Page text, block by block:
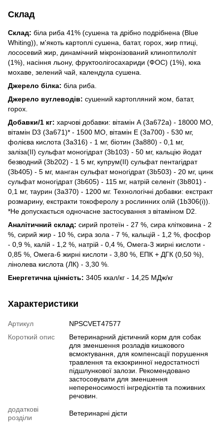
Склад
Склад: біла риба 41% (сушена та дрібно подрібнена (Blue
Whiting)), м'якоть картоплі сушена, батат, горох, жир птиці,
лососевий жир, динамічний мікронізований клиноптилоліт
(1%), насіння льону, фруктоолігосахариди (ФОС) (1%), юка
мохаве, зелений чай, календула сушена.
Джерело білка: біла риба.
Джерело вуглеводів: сушений картопляний жом, батат,
горох.
Добавки/1 кг: харчові добавки: вітамін А (3a672a) - 18000 МО,
вітамін D3 (3a671)* - 1500 МО, вітамін Е (3a700) - 530 мг,
фолієва кислота (3a316) - 1 мг, біотин (3a880) - 0,1 мг,
заліза(ІІ) сульфат моногідрат (3b103) - 50 мг, кальцію йодат
безводний (3b202) - 1 5 мг, купрум(ІІ) сульфат пентагідрат
(3b405) - 5 мг, манган сульфат моногідрат (3b503) - 20 мг, цинк
сульфат моногідрат (3b605) - 115 мг, натрій селеніт (3b801) -
0,1 мг, таурин (3a370) - 1200 мг. Технологічні добавки: екстракт
розмарину, екстракти токоферолу з рослинних олій (1b306(i)).
*Не допускається одночасне застосування з вітаміном D2.
Аналітичний склад: сирий протеїн - 27 %, сира клітковина - 2
%, сирий жир - 10 %, сира зола - 7 %, кальцій - 1,2 %, фосфор
- 0,9 %, калій - 1,2 %, натрій - 0,4 %, Омега-3 жирні кислоти -
0,85 %, Омега-6 жирні кислоти - 3,80 %, ЕПК + ДГК (0,50 %),
лінолева кислота (ЛК) - 3,30 %.
Енергетична цінність: 3405 ккал/кг - 14,25 МДж/кг
Характеристики
Артикул
NPSCVET47577
Короткий опис
Ветеринарний дієтичний корм для собак
для зменшення розладів кишкового
всмоктування, для компенсації порушення
травлення та екзокринної недостатності
підшлункової залози. Рекомендовано
застосовувати для зменшення
непереносимості інгредієнтів та поживних
речовин.
додаткові
розділи
Ветеринарні дієти